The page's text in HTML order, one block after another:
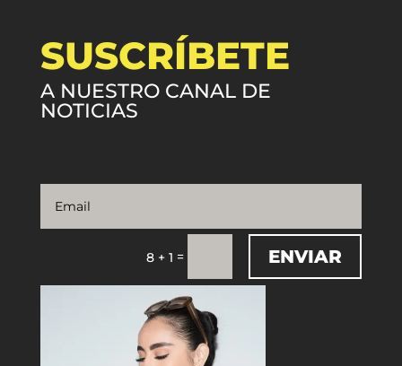
SUSCRÍBETE
A NUESTRO CANAL DE
NOTICIAS
8 + 1 = ENVIAR